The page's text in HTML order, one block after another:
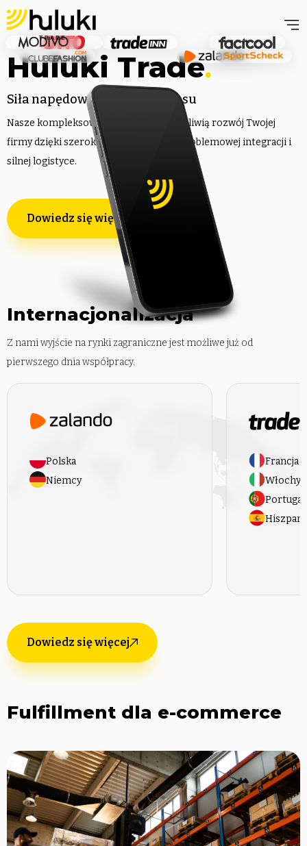
Huluki Trade.
Siła napędowa Twojego biznesu
Nasze kompleksowe rozwiązania umożliwią rozwój Twojej
firmy dzięki szerokiej dystrybucji, bezproblemowej integracji i
silnej logistyce.
Dowiedz się więcej
Internacjonalizacja
Z nami wyjście na rynki zagraniczne jest możliwe już od
pierwszego dnia współpracy.
Polska
Niemcy
Francja
Włochy
Dowiedz się więcej
Fulfillment dla e-commerce